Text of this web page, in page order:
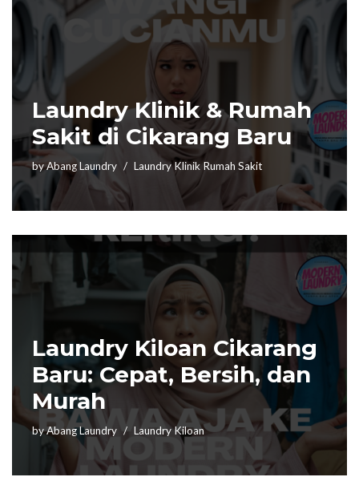
Laundry Klinik & Rumah
Sakit di Cikarang Baru
byAbang Laundry Laundry Klinik Rumah Sakit
Laundry Kiloan Cikarang
Baru: Cepat, Bersih, dan
Murah
byAbang Laundry Laundry Kiloan